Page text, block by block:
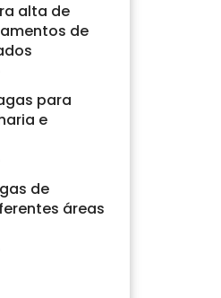
alta de
de
para
e
de
áreas